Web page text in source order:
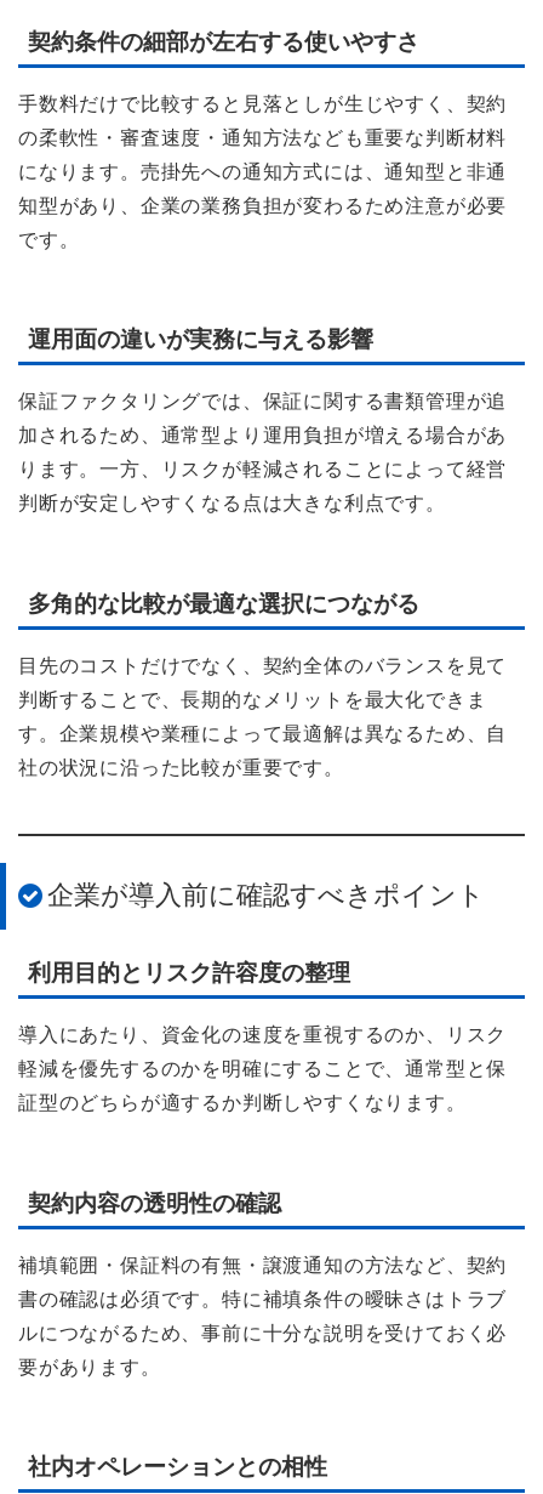
契約条件の細部が左右する使いやすさ
手数料だけで比較すると見落としが生じやすく、契約
の柔軟性・審査速度・通知方法なども重要な判断材料
になります。売掛先への通知方式には、通知型と非通
知型があり、企業の業務負担が変わるため注意が必要
です。
運用面の違いが実務に与える影響
保証ファクタリングでは、保証に関する書類管理が追
加されるため、通常型より運用負担が増える場合があ
ります。一方、リスクが軽減されることによって経営
判断が安定しやすくなる点は大きな利点です。
多角的な比較が最適な選択につながる
目先のコストだけでなく、契約全体のバランスを見て
判断することで、長期的なメリットを最大化できま
す。企業規模や業種によって最適解は異なるため、自
社の状況に沿った比較が重要です。
企業が導入前に確認すべきポイント
利用目的とリスク許容度の整理
導入にあたり、資金化の速度を重視するのか、リスク
軽減を優先するのかを明確にすることで、通常型と保
証型のどちらが適するか判断しやすくなります。
契約内容の透明性の確認
補填範囲・保証料の有無・譲渡通知の方法など、契約
書の確認は必須です。特に補填条件の曖昧さはトラブ
ルにつながるため、事前に十分な説明を受けておく必
要があります。
社内オペレーションとの相性